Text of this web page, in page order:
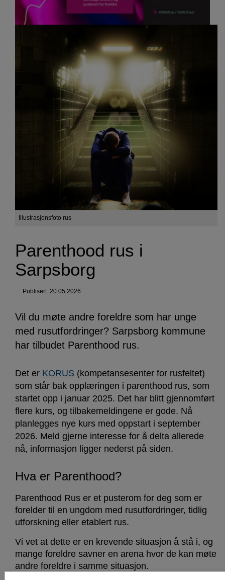
Illustrasjonsfoto rus
Parenthood rus i
Sarpsborg
Publisert: 20.05.2026
Vil du møte andre foreldre som har unge
med rusutfordringer? Sarpsborg kommune
har tilbudet Parenthood rus.
Det er KORUS (kompetansesenter for rusfeltet)
som står bak opplæringen i parenthood rus, som
startet opp i januar 2025. Det har blitt gjennomført
flere kurs, og tilbakemeldingene er gode. Nå
planlegges nye kurs med oppstart i september
2026. Meld gjerne interesse for å delta allerede
nå, informasjon ligger nederst på siden.
Hva er Parenthood?
Parenthood Rus er et pusterom for deg som er
forelder til en ungdom med rusutfordringer, tidlig
utforskning eller etablert rus.
Vi vet at dette er en krevende situasjon å stå i, og
mange foreldre savner en arena hvor de kan møte
andre foreldre i samme situasjon.